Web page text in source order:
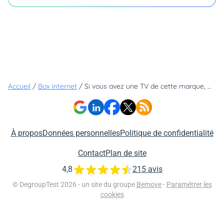
Accueil / Box internet / Si vous avez une TV de cette marque, mieux vaut choisir une Freebox ou vous risquez d'être déçu
À proposDonnées personnellesPolitique de confidentialité
ContactPlan de site
© DegroupTest 2026 - un site du groupe Bemove - Paramétrer les
cookies
4,8 215 avis